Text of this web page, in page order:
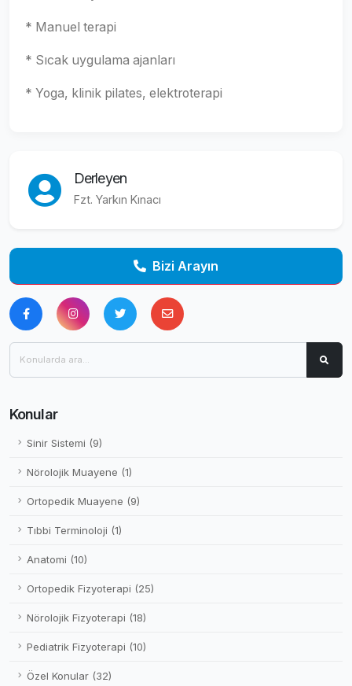
* Manuel terapi
* Sıcak uygulama ajanları
* Yoga, klinik pilates, elektroterapi
Derleyen
Fzt. Yarkın Kınacı
Bizi Arayın
Konular
Sinir Sistemi (9)
Nörolojik Muayene (1)
Ortopedik Muayene (9)
Tıbbi Terminoloji (1)
Anatomi (10)
Ortopedik Fizyoterapi (25)
Nörolojik Fizyoterapi (18)
Pediatrik Fizyoterapi (10)
Özel Konular (32)